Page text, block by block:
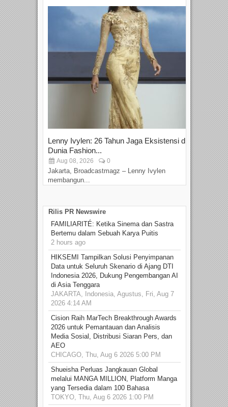
Lenny Ivylen: 26 Tahun Jaga Eksistensi di
Dunia Fashion...
Aug 08, 2026 0
Jakarta, Broadcastmagz – Lenny Ivylen
membangun...
Rilis PR Newswire
FAMILIARITÉ: Ketika Sinema dan Sastra
Bertemu dalam Sebuah Karya Puitis
2 hours ago
HIKSEMI Tampilkan Solusi Penyimpanan
Data untuk Seluruh Skenario di Ajang DTI
Indonesia 2026, Dukung Pengembangan AI
di Asia Tenggara
JAKARTA, Indonesia, Agustus, Fri, Aug 7
2026 4:14 AM
Cision Raih MarTech Breakthrough Awards
2026 untuk Pemantauan dan Analisis
Media Sosial, Distribusi Siaran Pers, dan
AEO
CHICAGO, Thu, Aug 6 2026 5:00 PM
Shueisha Perluas Jangkauan Global
melalui MANGA MILLION, Platform Manga
yang Tersedia dalam 100 Bahasa
TOKYO, Thu, Aug 6 2026 1:00 PM